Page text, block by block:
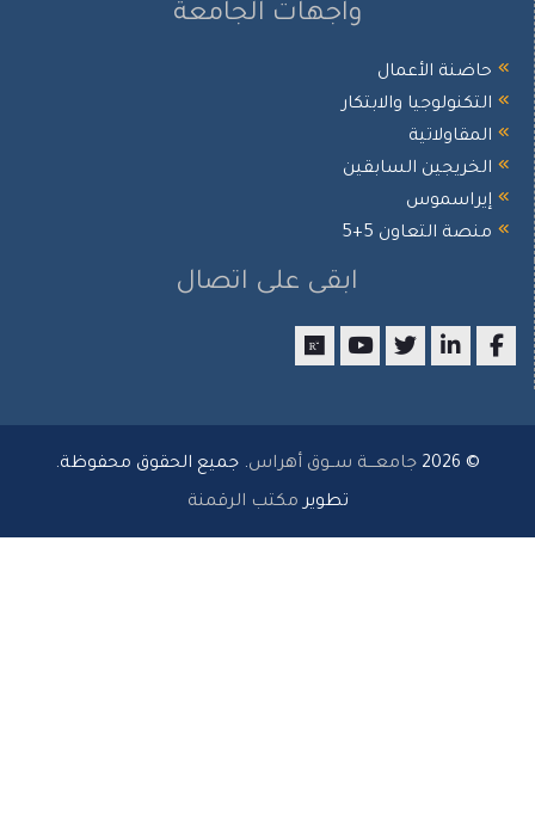
واجهات الجامعة
الأعمال
والابتكار
السابقين
التعاون 5+5
ابقى على اتصال
جامعـــة ســوق أهراس . جميع الحقوق محفوظة.
مكتب الرقمنة